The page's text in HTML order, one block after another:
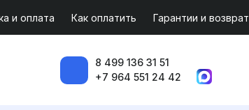
и оплата Как оплатить Гарантии и возврат
8 499 136 31 51
+7 964 551 24 42